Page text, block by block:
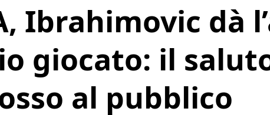
Ibrahimovic dà
giocato: il
al pubblico